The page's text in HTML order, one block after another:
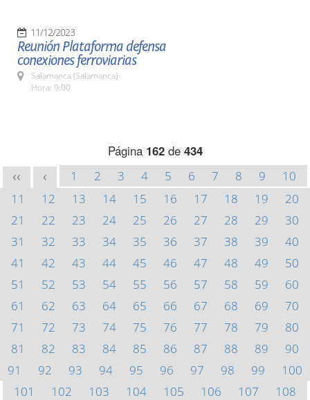
11/12/2023
Reunión Plataforma defensa
conexiones ferroviarias
Salamanca (Salamanca)
Hora: 9:00
Página 162de 434
<< < 1 2 3 4 5 6 7 8 9
10
11
12 13 14 15 16 17 18 19
20
21
22 23 24 25 26 27 28 29
30
31
32 33 34 35 36 37 38 39
40
41
42 43 44 45 46 47 48 49
50
51
52 53 54 55 56 57 58 59
60
61
62 63 64 65 66 67 68 69
70
71
72 73 74 75 76 77 78 79
80
81
82 83 84 85 86 87 88 89
90
91
92 93 94 95 96 97 98 99
100
101
102 103 104 105 106 107
108